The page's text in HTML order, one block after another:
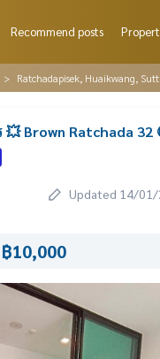
Recommend posts
Ratchadapisek, Huaikwang,
Brown Ratchada 32
Updated 14/
฿10,000